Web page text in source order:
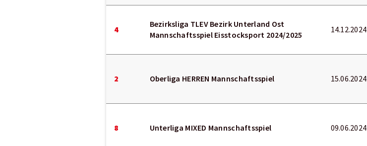
4
Bezirksliga TLEV Bezirk Unterland Ost
Mannschaftsspiel Eisstocksport 2024/2025
14.12.2024
2 Oberliga HERREN Mannschaftsspiel 15.06.2024
8 Unterliga MIXED Mannschaftsspiel 09.06.2024